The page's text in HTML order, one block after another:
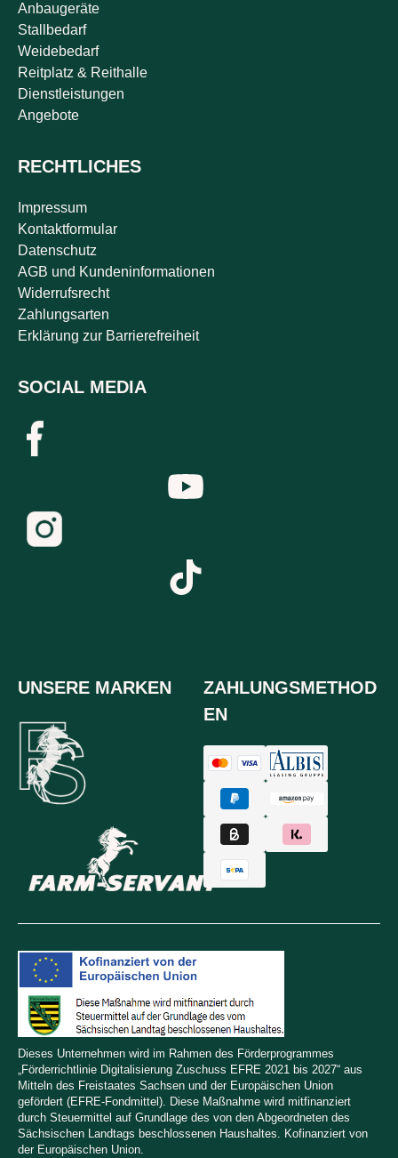
Anbaugeräte
Stallbedarf
Weidebedarf
Reitplatz & Reithalle
Dienstleistungen
Angebote
RECHTLICHES
Impressum
Kontaktformular
Datenschutz
AGB und Kundeninformationen
Widerrufsrecht
Zahlungsarten
Erklärung zur Barrierefreiheit
SOCIAL MEDIA
UNSERE MARKEN
ZAHLUNGSMETHOD
EN
Dieses Unternehmen wird im Rahmen des Förderprogrammes
„Förderrichtlinie Digitalisierung Zuschuss EFRE 2021 bis 2027“ aus
Mitteln des Freistaates Sachsen und der Europäischen Union
gefördert (EFRE-Fondmittel). Diese Maßnahme wird mitfinanziert
durch Steuermittel auf Grundlage des von den Abgeordneten des
Sächsischen Landtags beschlossenen Haushaltes. Kofinanziert von
der Europäischen Union.